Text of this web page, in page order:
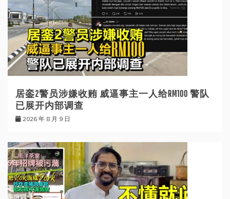
居銮2警员涉嫌收贿 威逼事主一人给RM100 警队
已展开内部调查
2026 年 8 月 9 日